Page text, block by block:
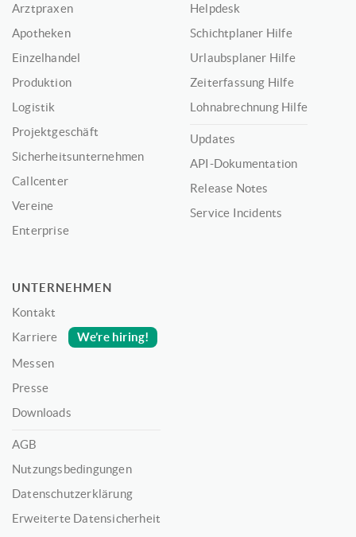
Arztpraxen
Apotheken
Einzelhandel
Produktion
Logistik
Projektgeschäft
Sicherheitsunternehmen
Callcenter
Vereine
Enterprise
Helpdesk
Schichtplaner Hilfe
Urlaubsplaner Hilfe
Zeiterfassung Hilfe
Lohnabrechnung Hilfe
Updates
API-Dokumentation
Release Notes
Service Incidents
UNTERNEHMEN
Kontakt
Karriere
We’re hiring!
Messen
Presse
Downloads
AGB
Nutzungsbedingungen
Datenschutzerklärung
Erweiterte Datensicherheit